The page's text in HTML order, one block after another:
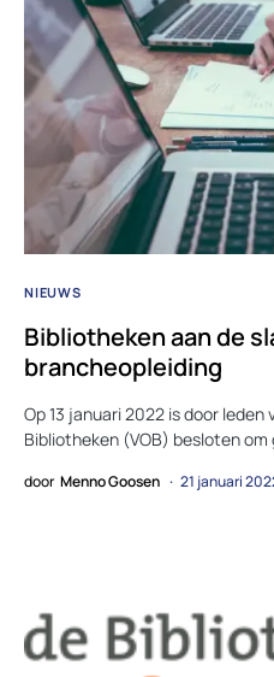
NIEUWS
Bibliotheken aan de
brancheopleiding
Op 13 januari 2022 is door leden
Bibliotheken (VOB) besloten
door Menno Goosen 21 januari